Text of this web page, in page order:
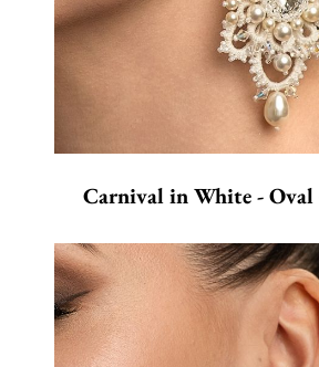
Carnival in White - Oval